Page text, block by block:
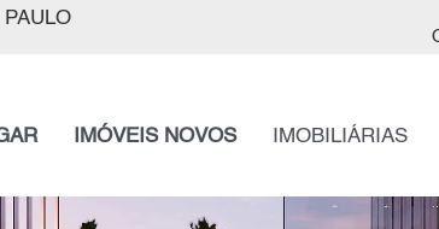
IMÓVEIS NOVOS IMOBILIÁRIAS